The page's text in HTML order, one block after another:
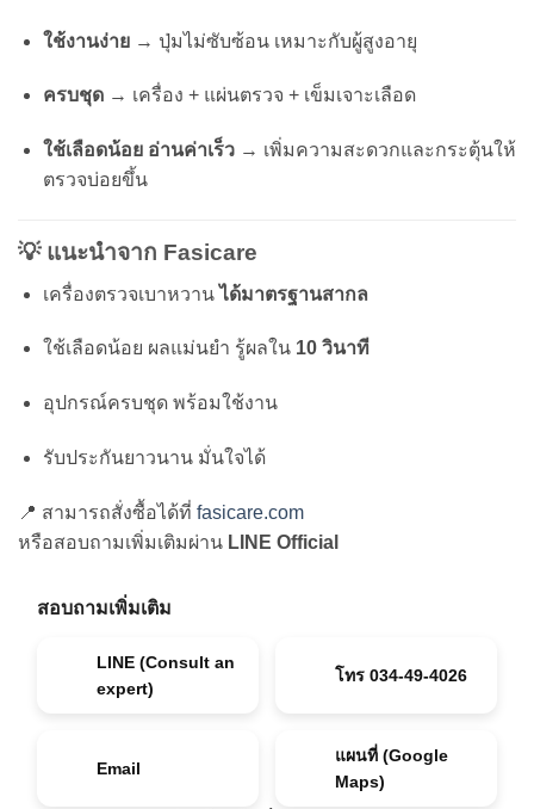
ใช้งานง่าย→ ปุ่มไม่ซับซ้อน เหมาะกับผู้สูงอายุ
ครบชุด→ เครื่อง + แผ่นตรวจ + เข็มเจาะเลือด
ใช้เลือดน้อย อ่านค่าเร็ว→ เพิ่มความสะดวกและกระตุ้นให้
ตรวจบ่อยขึ้น
💡 แนะนำจาก Fasicare
เครื่องตรวจเบาหวานได้มาตรฐานสากล
ใช้เลือดน้อย ผลแม่นยำ รู้ผลใน 10 วินาที
อุปกรณ์ครบชุด พร้อมใช้งาน
รับประกันยาวนาน มั่นใจได้
📍 สามารถสั่งซื้อได้ที่ fasicare.com
หรือสอบถามเพิ่มเติมผ่าน LINE Official
สอบถามเพิ่มเติม
LINE (Consult an
expert)
โทร 034-49-4026
Email
แผนที่ (Google
Maps)